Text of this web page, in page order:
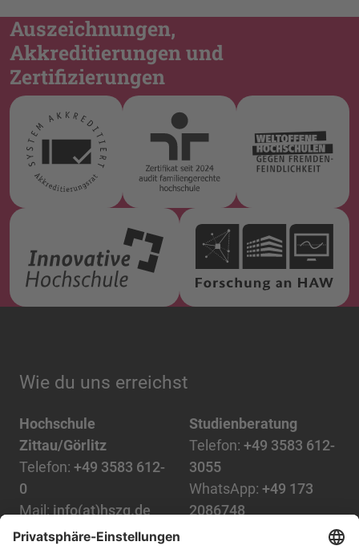
Auszeichnungen,
Akkreditierungen und
Zertifizierungen
Wie du uns erreichst
Hochschule
Zittau/Görlitz
Telefon: +49 3583 612-
0
Mail:info(at)hszg.de
Studienberatung
Telefon: +49 3583 612-
3055
WhatsApp: +49 173
2086748